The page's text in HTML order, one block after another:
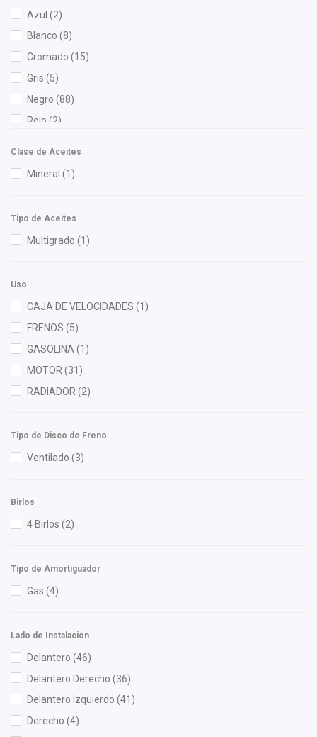
FP(3)
FPI(2)
Gates(3)
Gogo Parts(2)
(6)
(2)
Perfection(1)
Polar(3)
RASA(1)
Recal(22)
Safety(11)
Scuda(1)
Sehun(2)
Azul (2)
Blanco (8)
Cromado (15)
Gris (5)
Negro (88)
Rojo (2)
Clase de Aceites
Mineral (1)
Tipo de Aceites
Multigrado (1)
Uso
CAJA DE VELOCIDADES (1)
FRENOS (5)
GASOLINA (1)
MOTOR (31)
RADIADOR (2)
Tipo de Disco de Freno
Ventilado (3)
Birlos
4 Birlos (2)
Tipo de Amortiguador
Gas (4)
Lado de Instalacion
Delantero (46)
Delantero Derecho (36)
Delantero Izquierdo (41)
Derecho (4)